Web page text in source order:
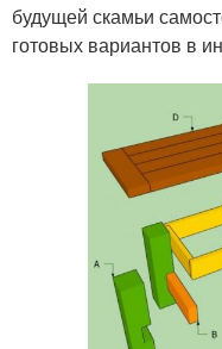
будущей скамьи
готовых вариантов в